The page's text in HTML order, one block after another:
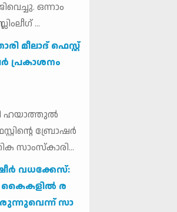
ഒന്നാം
...
മീലാദ് ഫെസ്റ്റ്
പ്രകാശനം
ഹയാത്തുൽ
ബ്രോഷർ
സാംസ്കാരി...
വ​ധ​ക്കേ​സ്:
കൈ​ക​ളി​ൽ ര​
സാ​